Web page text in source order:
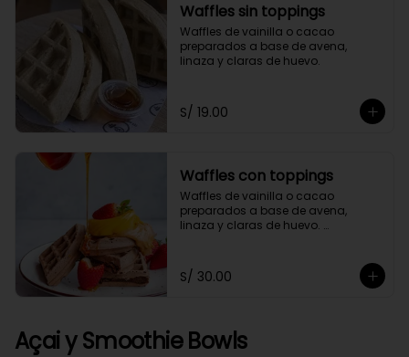
Waffles sin toppings
Waffles de vainilla o cacao
preparados a base de avena,
linaza y claras de huevo.
S/ 19.00
Waffles con toppings
Waffles de vainilla o cacao
preparados a base de avena,
linaza y claras de huevo.
S/ 30.00
Açai y Smoothie Bowls